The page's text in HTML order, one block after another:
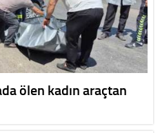
ölen kadın araçtan